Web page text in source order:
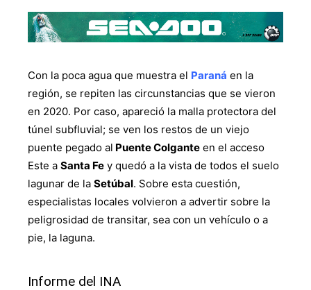
Con la poca agua que muestra el Paraná en la
región, se repiten las circunstancias que se vieron
en 2020. Por caso, apareció la malla protectora del
túnel subfluvial; se ven los restos de un viejo
puente pegado al Puente Colgante en el acceso
Este a Santa Fe y quedó a la vista de todos el suelo
lagunar de la Setúbal. Sobre esta cuestión,
especialistas locales volvieron a advertir sobre la
peligrosidad de transitar, sea con un vehículo o a
pie, la laguna.
Informe del INA